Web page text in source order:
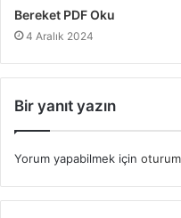
Bereket PDF Oku
4 Aralık 2024
Bir yanıt yazın
Yorum yapabilmek için oturum